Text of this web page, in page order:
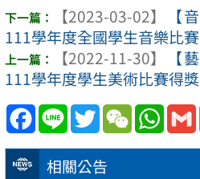
相關公告
【2023-03-02】
【
111學年度全國學生音樂比
【2022-11-30】
【
111學年度學生美術比賽得
Facebook
Line TwitterWeChat